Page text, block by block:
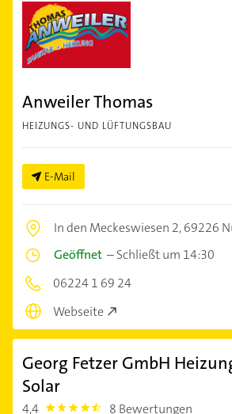
Anweiler Thomas
HEIZUNGS- UND LÜFTUNGSBAU
E-Mail
In den Meckeswiesen 2,69226
Geöffnet –Schließt um 14:30
06224 1 69 24
Webseite
Georg Fetzer GmbH
Solar
4,4 4.4 8 Bewertungen